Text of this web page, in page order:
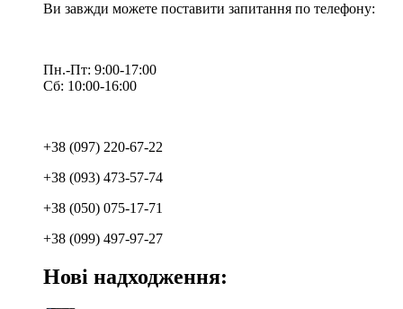
Ви завжди можете поставити запитання по телефону:
Пн.-Пт: 9:00-17:00
Сб: 10:00-16:00
+38 (097) 220-67-22
+38 (093) 473-57-74
+38 (050) 075-17-71
+38 (099) 497-97-27
Нові надходження: